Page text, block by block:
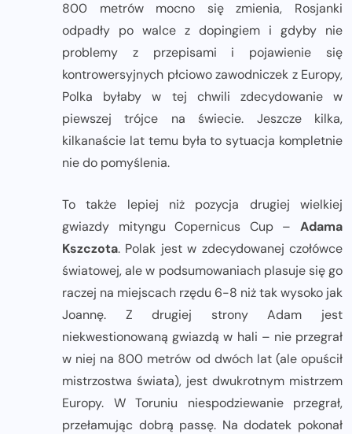
800 metrów mocno się zmienia, Rosjanki
odpadły po walce z dopingiem i gdyby nie
problemy z przepisami i pojawienie się
kontrowersyjnych płciowo zawodniczek z Europy,
Polka byłaby w tej chwili zdecydowanie w
piewszej trójce na świecie. Jeszcze kilka,
kilkanaście lat temu była to sytuacja kompletnie
nie do pomyślenia.
To także lepiej niż pozycja drugiej wielkiej
gwiazdy mityngu Copernicus Cup – Adama
Kszczota. Polak jest w zdecydowanej czołówce
światowej, ale w podsumowaniach plasuje się go
raczej na miejscach rzędu 6-8 niż tak wysoko jak
Joannę. Z drugiej strony Adam jest
niekwestionowaną gwiazdą w hali – nie przegrał
w niej na 800 metrów od dwóch lat (ale opuścił
mistrzostwa świata), jest dwukrotnym mistrzem
Europy. W Toruniu niespodziewanie przegrał,
przełamując dobrą passę. Na dodatek pokonał